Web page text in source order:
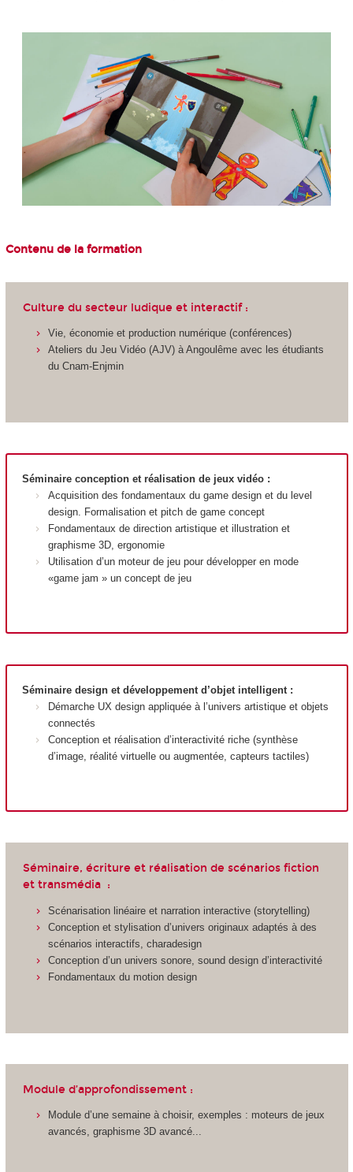
Contenu de la formation
Culture du secteur ludique et interactif :
Vie, économie et production numérique (conférences)
Ateliers du Jeu Vidéo (AJV) à Angoulême avec les étudiants
du Cnam-Enjmin
Séminaire conception et réalisation de jeux vidéo :
Acquisition des fondamentaux du game design et du level
design. Formalisation et pitch de game concept
Fondamentaux de direction artistique et illustration et
graphisme 3D, ergonomie
Utilisation d’un moteur de jeu pour développer en mode
«game jam » un concept de jeu
Séminaire design et développement d’objet intelligent :
Démarche UX design appliquée à l’univers artistique et objets
connectés
Conception et réalisation d’interactivité riche (synthèse
d’image, réalité virtuelle ou augmentée, capteurs tactiles)
Séminaire, écriture et réalisation de scénarios fiction
et transmédia :
Scénarisation linéaire et narration interactive (storytelling)
Conception et stylisation d’univers originaux adaptés à des
scénarios interactifs, charadesign
Conception d’un univers sonore, sound design d’interactivité
Fondamentaux du motion design
Module d’approfondissement :
Module d’une semaine à choisir, exemples : moteurs de jeux
avancés, graphisme 3D avancé...